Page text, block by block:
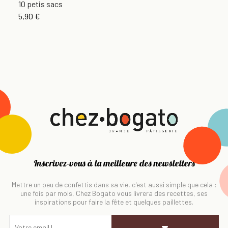
10 petis sacs
5,90 €
Inscrivez-vous à la meilleure des newsletters
Mettre un peu de confettis dans sa vie, c'est aussi simple que cela :
une fois par mois, Chez Bogato vous livrera des recettes, ses
inspirations pour faire la fête et quelques paillettes.